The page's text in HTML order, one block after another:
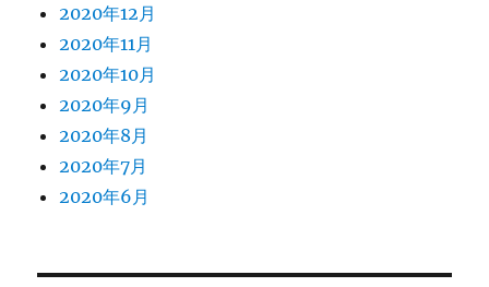
2020年12月
2020年11月
2020年10月
2020年9月
2020年8月
2020年7月
2020年6月